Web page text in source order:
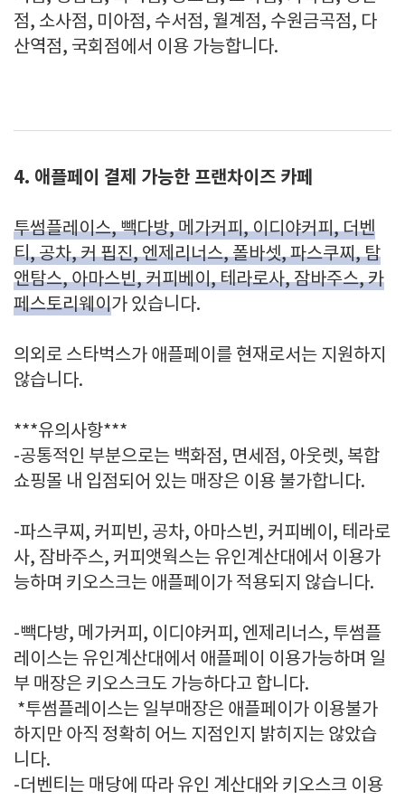
점, 소사점, 미아점, 수서점, 월계점, 수원금곡점, 다
산역점, 국회점에서 이용 가능합니다.
4. 애플페이 결제 가능한 프랜차이즈 카페
투썸플레이스, 빽다방, 메가커피, 이디야커피, 더벤
티, 공차, 커 핍진, 엔제리너스, 폴바셋, 파스쿠찌, 탐
앤탐스, 아마스빈, 커피베이, 테라로사, 잠바주스, 카
페스토리웨이가 있습니다.
의외로 스타벅스가 애플페이를 현재로서는 지원하지
않습니다.
***유의사항***
-공통적인 부분으로는 백화점, 면세점, 아웃렛, 복합
쇼핑몰 내 입점되어 있는 매장은 이용 불가합니다.
-파스쿠찌, 커피빈, 공차, 아마스빈, 커피베이, 테라로
사, 잠바주스, 커피앳웍스는 유인계산대에서 이용가
능하며 키오스크는 애플페이가 적용되지 않습니다.
-빽다방, 메가커피, 이디야커피, 엔제리너스, 투썸플
레이스는 유인계산대에서 애플페이 이용가능하며 일
부 매장은 키오스크도 가능하다고 합니다.
*투썸플레이스는 일부매장은 애플페이가 이용불가
하지만 아직 정확히 어느 지점인지 밝히지는 않았습
니다.
-더벤티는 매당에 따라 유인 계산대와 키오스크 이용